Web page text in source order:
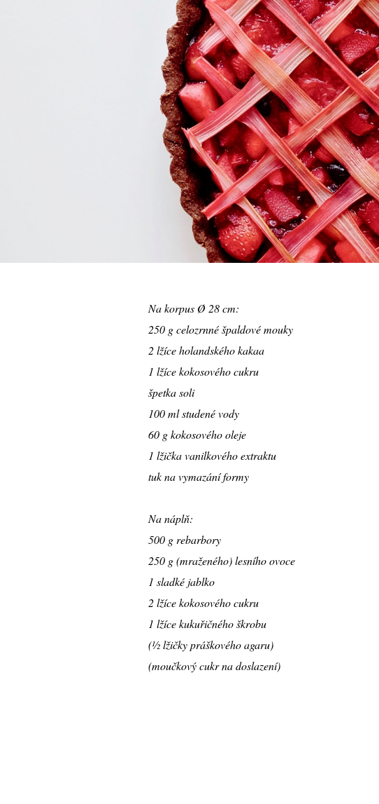
Na korpus Ø 28 cm:
250 g celozrnné špaldové mouky
2 lžíce holandského kakaa
1 lžíce kokosového cukru
špetka soli
100 ml studené vody
60 g kokosového oleje
1 lžička vanilkového extraktu
tuk na vymazání formy
Na náplň:
500 g rebarbory
250 g (mraženého) lesního ovoce
1 sladké jablko
2 lžíce kokosového cukru
1 lžíce kukuřičného škrobu
(½ lžičky práškového agaru)
(moučkový cukr na doslazení)